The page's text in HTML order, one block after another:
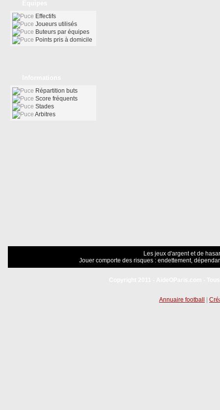
Effectifs
Joueurs utilisés
Buteurs par équipes
Points pris à domicile
Répartition buts
Score fréquents
Stades
Arbitres
Les jeux d'argent et de
Jouer comporte des risques : endettement,
Annuaire football